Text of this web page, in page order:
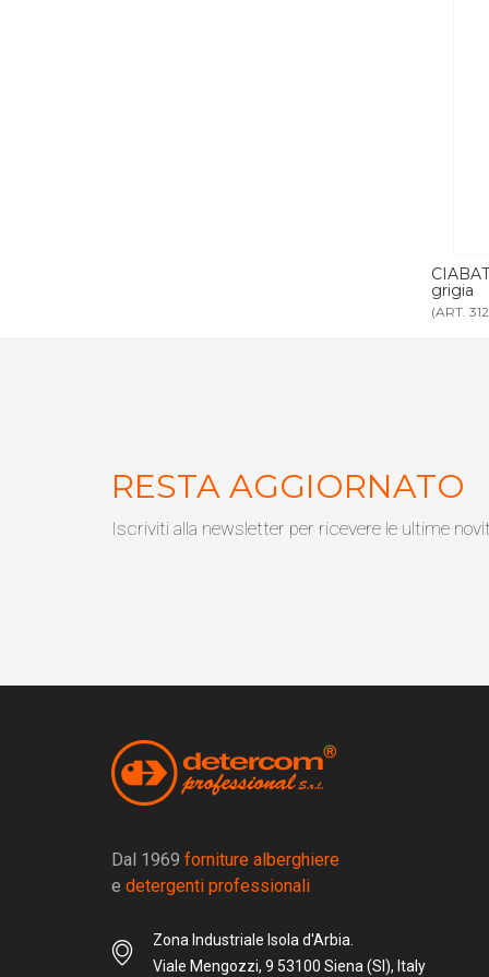
grigia
(ART.
RESTA AGGIORNATO
Iscriviti alla newsletter per ricevere le ultime
Dal 1969 forniture alberghiere
e detergenti professionali
Zona Industriale Isola d'Arbia.
Viale Mengozzi, 9 53100 Siena (SI), Italy